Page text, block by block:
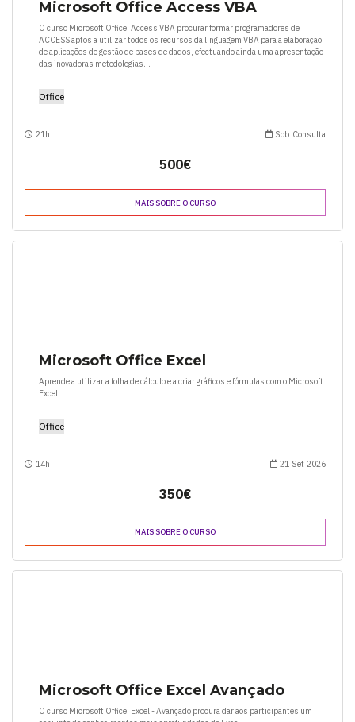
Microsoft Office Access VBA
O curso Microsoft Office: Access VBA procurar formar programadores de
ACCESS aptos a utilizar todos os recursos da linguagem VBA para a elaboração
de aplicações de gestão de bases de dados, efectuando ainda uma apresentação
das inovadoras metodologias...
Office
21h Sob Consulta
500€
MAIS SOBRE O CURSO
Microsoft Office Excel
Aprende a utilizar a folha de cálculo e a criar gráficos e fórmulas com o Microsoft
Excel.
Office
14h 21 Set 2026
350€
MAIS SOBRE O CURSO
Microsoft Office Excel Avançado
O curso Microsoft Office: Excel - Avançado procura dar aos participantes um